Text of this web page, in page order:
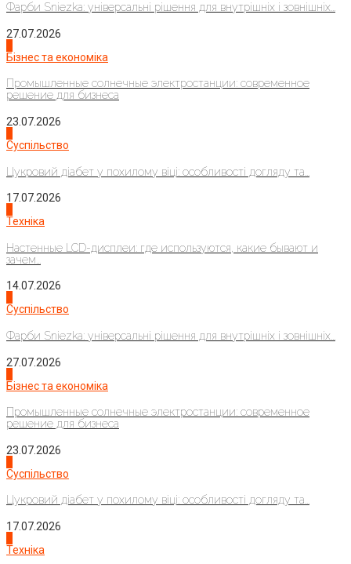
Фарби Sniezka: універсальні рішення для внутрішніх і зовнішніх...
27.07.2026
Бізнес та економіка
Промышленные солнечные электростанции: современное
решение для бизнеса
23.07.2026
Суспільство
Цукровий діабет у похилому віці: особливості догляду та...
17.07.2026
Техніка
Настенные LCD-дисплеи: где используются, какие бывают и
зачем...
14.07.2026
Суспільство
Фарби Sniezka: універсальні рішення для внутрішніх і зовнішніх...
27.07.2026
Бізнес та економіка
Промышленные солнечные электростанции: современное
решение для бизнеса
23.07.2026
Суспільство
Цукровий діабет у похилому віці: особливості догляду та...
17.07.2026
Техніка